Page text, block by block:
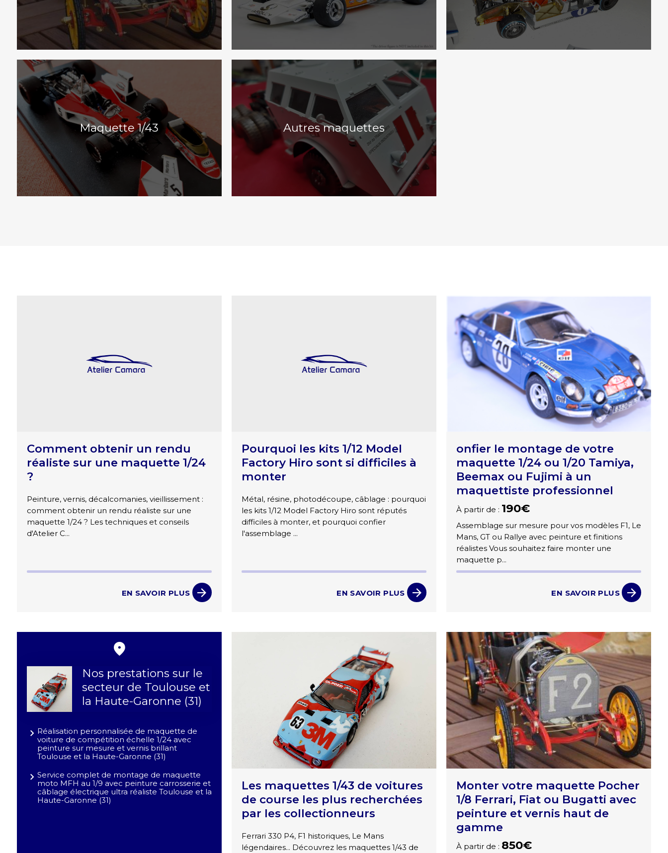
Maquette 1/43 Autres maquettes
Comment obtenir un rendu
réaliste sur une maquette 1/24
?
Peinture, vernis, décalcomanies, vieillissement :
comment obtenir un rendu réaliste sur une
maquette 1/24 ? Les techniques et conseils
d'Atelier C...
EN SAVOIR PLUS
Pourquoi les kits 1/12 Model
Factory Hiro sont si difficiles à
monter
Métal, résine, photodécoupe, câblage : pourquoi
les kits 1/12 Model Factory Hiro sont réputés
difficiles à monter, et pourquoi confier
l'assemblage ...
EN SAVOIR PLUS
onfier le montage de votre
maquette 1/24 ou 1/20 Tamiya,
Beemax ou Fujimi à un
maquettiste professionnel
À partir de : 190€
Assemblage sur mesure pour vos modèles F1, Le
Mans, GT ou Rallye avec peinture et finitions
réalistes Vous souhaitez faire monter une
maquette p...
EN SAVOIR PLUS
Nos prestations sur le
secteur de Toulouse et
la Haute-Garonne (31)
Réalisation personnalisée de maquette de
voiture de compétition échelle 1/24 avec
peinture sur mesure et vernis brillant
Toulouse et la Haute-Garonne (31)
Service complet de montage de maquette
moto MFH au 1/9 avec peinture carrosserie et
câblage électrique ultra réaliste Toulouse et la
Haute-Garonne (31)
Les maquettes 1/43 de voitures
de course les plus recherchées
par les collectionneurs
Ferrari 330 P4, F1 historiques, Le Mans
légendaires... Découvrez les maquettes 1/43 de
Monter votre maquette Pocher
1/8 Ferrari, Fiat ou Bugatti avec
peinture et vernis haut de
gamme
À partir de : 850€